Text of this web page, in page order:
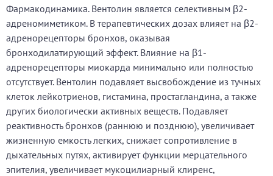
Фармакодинамика. Вентолин является селективным β2-
адреномиметиком. В терапевтических дозах влияет на β2-
адренорецепторы бронхов, оказывая
бронходилатирующий эффект. Влияние на β1-
адренорецепторы миокарда минимально или полностью
отсутствует. Вентолин подавляет высвобождение из тучных
клеток лейкотриенов, гистамина, простагландина, а также
других биологически активных веществ. Подавляет
реактивность бронхов (раннюю и позднюю), увеличивает
жизненную емкость легких, снижает сопротивление в
дыхательных путях, активирует функции мерцательного
эпителия, увеличивает мукоцилиарный клиренс,